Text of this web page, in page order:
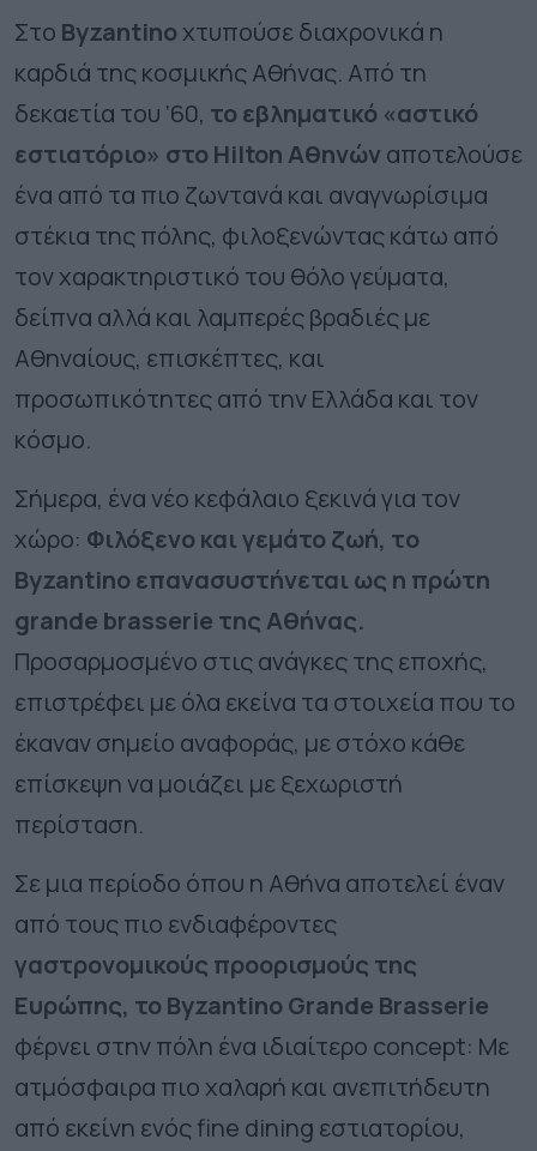
Στο Byzantinoχτυπούσε διαχρονικά η
καρδιά της κοσμικής Αθήνας. Από τη
δεκαετία του ‘60, το εβληματικό «αστικό
εστιατόριο» στοHilton Αθηνώναποτελούσε
ένα από τα πιο ζωντανά και αναγνωρίσιμα
στέκια της πόλης, φιλοξενώντας κάτω από
τον χαρακτηριστικό του θόλο γεύματα,
δείπνα αλλά και λαμπερές βραδιές με
Αθηναίους, επισκέπτες, και
προσωπικότητες από την Ελλάδα και τον
κόσμο.
Σήμερα, ένα νέο κεφάλαιο ξεκινά για τον
χώρο: Φιλόξενο και γεμάτο ζωή, τo
Byzantinoεπανασυστήνεται ως η πρώτη
grande brasserie της Αθήνας.
Προσαρμοσμένο στις ανάγκες της εποχής,
επιστρέφει με όλα εκείνα τα στοιχεία που το
έκαναν σημείο αναφοράς, με στόχο κάθε
επίσκεψη να μοιάζει με ξεχωριστή
περίσταση.
Σε μια περίοδο όπου η Αθήνα αποτελεί έναν
από τους πιο ενδιαφέροντες
γαστρονομικούς προορισμούς της
Ευρώπης, το Byzantino Grande Brasserie
φέρνει στην πόλη ένα ιδιαίτερο concept: Με
ατμόσφαιρα πιο χαλαρή και ανεπιτήδευτη
από εκείνη ενόςfine dining εστιατορίου,